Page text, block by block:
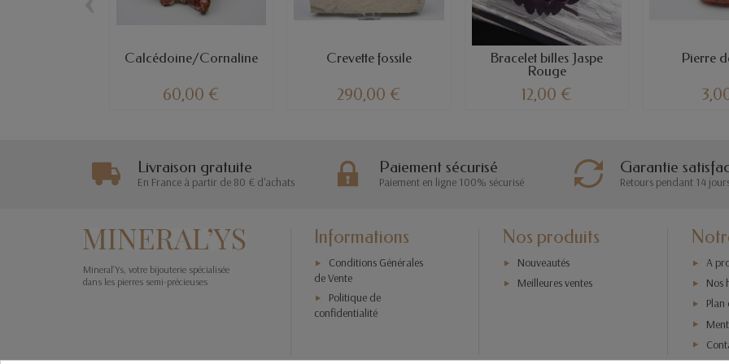
Calcédoine/Cornaline
60,00 €
Crevette fossile
290,00 €
Bracelet billes Jaspe
Rouge
12,00 €
Pierre
Livraison gratuite
En France à partir de 80 € d'achats
Paiement sécurisé
Paiement en ligne 100% sécurisé
Garantie
Retours pendant 14
Mineral'Ys, votre bijouterie spécialisée
dans les pierres semi-précieuses
Informations
Conditions Générales
de Vente
Politique de
confidentialité
Nos produits
Nouveautés
Meilleures ventes
A
Nos
Plan